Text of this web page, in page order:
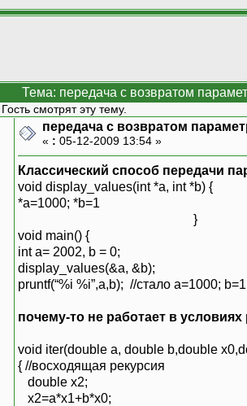
Тема: передача с возвратом
смотрят эту тему.
передача с возвратом
« : 05-12-2009 13:54 »
Классический способ передачи
void display_values(int *a, int *b) {
*a=1000;
}
void main() {
int a= 2002, b = 0;
display_values(&a, &b);
pruntf(“%i %i”,a,b); //стало a=1000;
почему-то не работает в
void iter(double a, double b,double
{ //восходящая рекурсия
double x2;
x2=a*x1+b*x0;